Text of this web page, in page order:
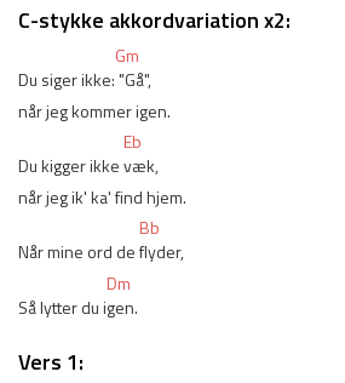
C-stykke akkordvariation x2:
Gm
Du siger ikke: "Gå",
når jeg kommer igen.
Eb
Du kigger ikke væk,
når jeg ik' ka' find hjem.
Bb
Når mine ord de flyder,
Dm
Så lytter du igen.
Vers 1: